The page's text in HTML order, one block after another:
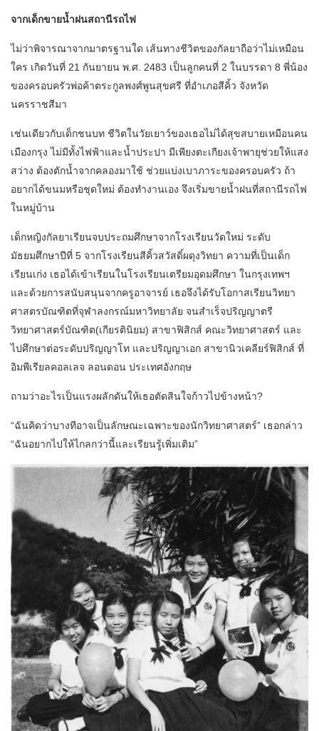
จากเด็กขายน้ำฝนสถานีรถไฟ
ไม่ว่าพิจารณาจากมาตรฐานใด เส้นทางชีวิตของกัลยาถือว่าไม่เหมือน
ใคร เกิดวันที่ 21 กันยายน พ.ศ. 2483 เป็นลูกคนที่ 2 ในบรรดา 8 พี่น้อง
ของครอบครัวพ่อค้าตระกูลพงศ์พูนสุขศรี ที่อำเภอสีคิ้ว จังหวัด
นครราชสีมา
เช่นเดียวกับเด็กชนบท ชีวิตในวัยเยาว์ของเธอไม่ได้สุขสบายเหมือนคน
เมืองกรุง ไม่มีทั้งไฟฟ้าและน้ำประปา มีเพียงตะเกียงเจ้าพายุช่วยให้แสง
สว่าง ต้องตักน้ำจากคลองมาใช้ ช่วยแบ่งเบาภาระของครอบครัว ถ้า
อยากได้ขนมหรือชุดใหม่ ต้องทำงานเอง จึงเริ่มขายน้ำฝนที่สถานีรถไฟ
ในหมู่บ้าน
เด็กหญิงกัลยาเรียนจบประถมศึกษาจากโรงเรียนวัดใหม่ ระดับ
มัธยมศึกษาปีที่ 5 จากโรงเรียนสีคิ้วสวัสดิ์ผดุงวิทยา ความที่เป็นเด็ก
เรียนเก่ง เธอได้เข้าเรียนในโรงเรียนเตรียมอุดมศึกษา ในกรุงเทพฯ
และด้วยการสนับสนุนจากครูอาจารย์ เธอจึงได้รับโอกาสเรียนวิทยา
ศาสตรบัณฑิตที่จุฬาลงกรณ์มหาวิทยาลัย จนสำเร็จปริญญาตรี
วิทยาศาสตร์บัณฑิต(เกียรตินิยม) สาขาฟิสิกส์ คณะวิทยาศาสตร์ และ
ไปศึกษาต่อระดับปริญญาโท และปริญญาเอก สาขานิวเคลียร์ฟิสิกส์ ที่
อิมพีเรียลคอลเลจ ลอนดอน ประเทศอังกฤษ
ถามว่าอะไรเป็นแรงผลักดันให้เธอตัดสินใจก้าวไปข้างหน้า?
“ฉันคิดว่าบางทีอาจเป็นลักษณะเฉพาะของนักวิทยาศาสตร์” เธอกล่าว
“ฉันอยากไปให้ไกลกว่านี้และเรียนรู้เพิ่มเติม”